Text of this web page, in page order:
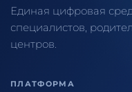
Единая цифровая
специалистов,
центров.
ПЛАТФОРМА